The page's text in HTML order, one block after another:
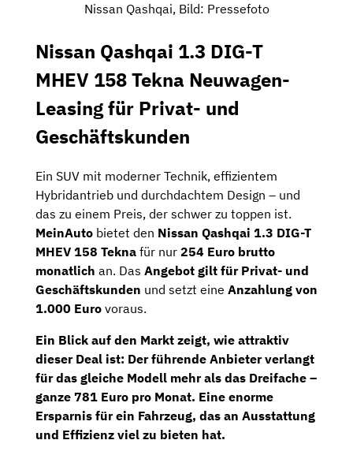
Nissan Qashqai, Bild: Pressefoto
Nissan Qashqai 1.3 DIG-T
MHEV 158 Tekna Neuwagen-
Leasing für Privat- und
Geschäftskunden
Ein SUV mit moderner Technik, effizientem
Hybridantrieb und durchdachtem Design – und
das zu einem Preis, der schwer zu toppen ist.
MeinAuto bietet den Nissan Qashqai 1.3 DIG-T
MHEV 158 Tekna für nur 254 Euro brutto
monatlich an. Das Angebot gilt für Privat- und
Geschäftskunden und setzt eine Anzahlung von
1.000 Euro voraus.
Ein Blick auf den Markt zeigt, wie attraktiv
dieser Deal ist: Der führende Anbieter verlangt
für das gleiche Modell mehr als das Dreifache –
ganze 781 Euro pro Monat. Eine enorme
Ersparnis für ein Fahrzeug, das an Ausstattung
und Effizienz viel zu bieten hat.